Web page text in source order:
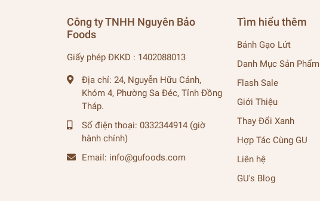
Công ty TNHH Nguyên Bảo
Foods
Giấy phép ĐKKD : 1402088013
Địa chỉ: 24, Nguyễn Hữu Cảnh,
Khóm 4, Phường Sa Đéc, Tỉnh Đồng
Tháp.
Số điện thoại: 0332344914 (giờ
hành chính)
Email: info@gufoods.com
Tìm hiểu thêm
Bánh Gạo Lứt
Danh Mục Sản Phẩm
Flash Sale
Giới Thiệu
Thay Đổi Xanh
Hợp Tác Cùng GU
Liên hệ
GU's Blog